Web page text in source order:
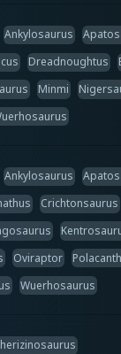
Ankylosaurus
Dreadnoughtus
Minmi
Ankylosaurus
Crichtonsaurus
Oviraptor
Wuerhosaurus